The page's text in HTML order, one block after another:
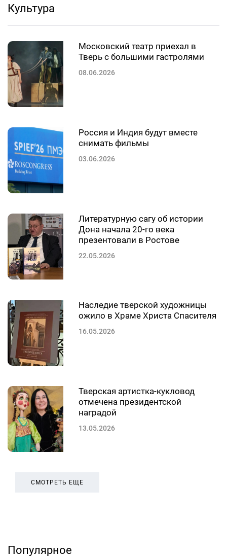
Культура
Московский театр приехал в
Тверь с большими гастролями
08.06.2026
Россия и Индия будут вместе
снимать фильмы
03.06.2026
Литературную сагу об истории
Дона начала 20-го века
презентовали в Ростове
22.05.2026
Наследие тверской художницы
ожило в Храме Христа Спасителя
16.05.2026
Тверская артистка-кукловод
отмечена президентской
наградой
13.05.2026
СМОТРЕТЬ ЕЩЕ
Популярное